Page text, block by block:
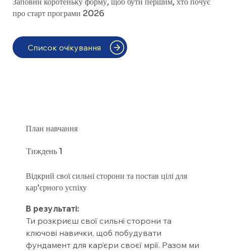
про старт програми 2026
Список очікування
План навчання
Відкрий свої сильні сторони та постав цілі для
кар'єрного успіху
В результаті:
Ти розкриєш свої сильні сторони та
ключові навички, щоб побудувати
фундамент для кар’єри своєї мрії. Разом ми
Тиждень 1